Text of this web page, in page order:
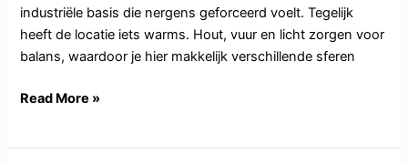
industriële basis die nergens geforceerd voelt. Tegelijk
heeft de locatie iets warms. Hout, vuur en licht zorgen voor
balans, waardoor je hier makkelijk verschillende sferen
Read More »